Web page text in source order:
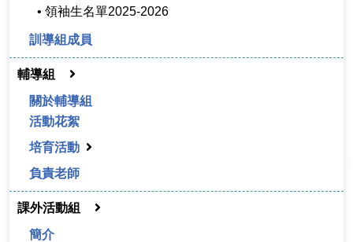
• 領袖生名單2025-2026
訓導組成員
輔導組
關於輔導組
活動花絮
培育活動
負責老師
課外活動組
簡介